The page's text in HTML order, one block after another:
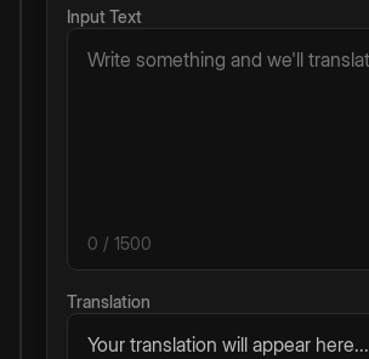
Input Text
0 / 1500
Translation
Your translation will appear here...